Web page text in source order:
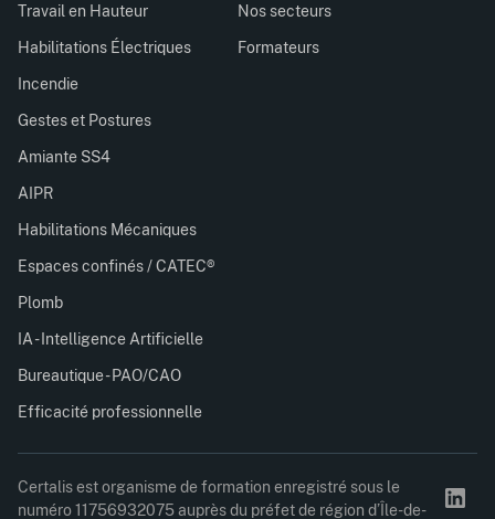
Travail en Hauteur
Habilitations Électriques
Incendie
Gestes et Postures
Amiante SS4
AIPR
Habilitations Mécaniques
Espaces confinés / CATEC®
Plomb
IA - Intelligence Artificielle
Bureautique - PAO/CAO
Efficacité professionnelle
Nos secteurs
Formateurs
Certalis est organisme de formation enregistré sous le
numéro 11756932075 auprès du préfet de région d’Île-de-